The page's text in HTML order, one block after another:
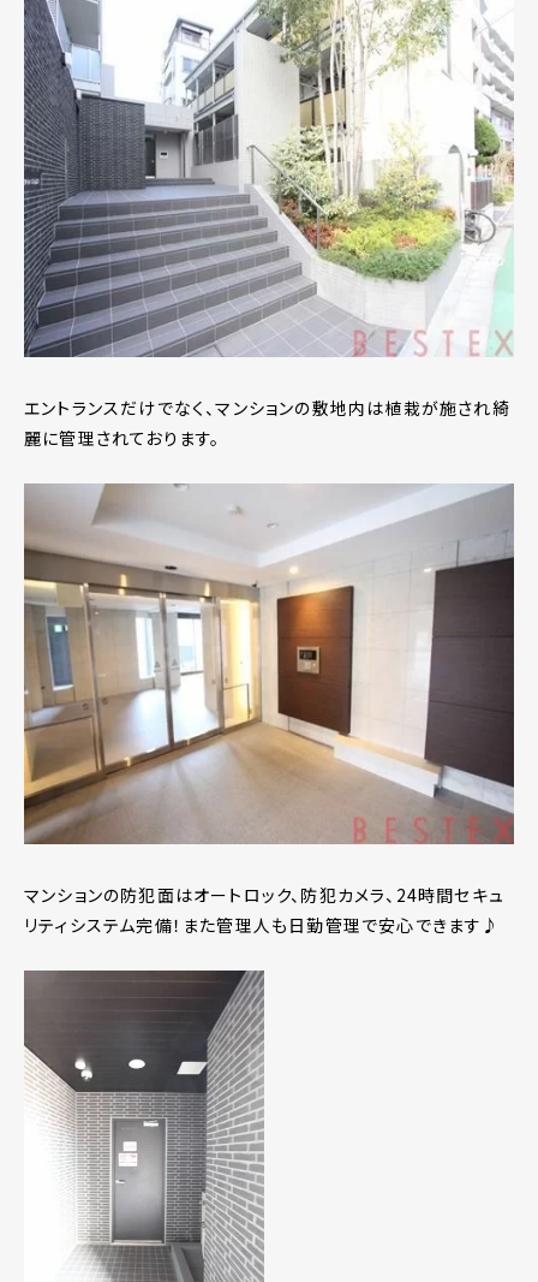
エントランスだけでなく、マンションの敷地内は植栽が施され綺
麗に管理されております。
マンションの防犯面はオートロック、防犯カメラ、24時間セキュ
リティシステム完備！また管理人も日勤管理で安心できます♪